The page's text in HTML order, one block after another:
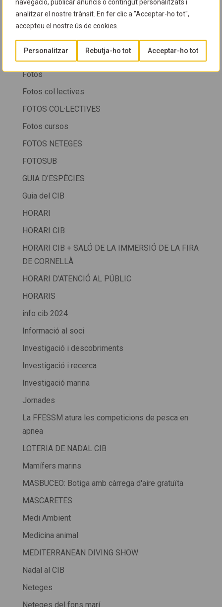
navegació, publicar anuncis o contingut personalitzats i
analitzar el nostre trànsit. En fer clic a "Acceptar-ho tot",
accepteu el nostre ús de cookies.
Personalitzar Rebutja-ho tot Acceptar-ho tot
FESTA CIB 2016
FESTA CIB 2025
Fondària
FOTOGRAFIA SUBMARINA
Fotos
Fotos col.lectives
FOTOS COL·LECTIVES
Fotos cursos
FOTOS NETEGES
FOTOSUB
GUIA D'ESPÈCIES
Guia del CIB
HORARI
HORARI CIB
HORARI CIB + SALÓ DE LA IMMERSIÓ DE LA FIRA
DE CORNELLÀ
HORARI D'ATENCIÓ AL PÚBLIC
HORARIS
info cib 2024
Informació al soci
Investigació i descobriments
Investigació i recerca
Investigació marina
Jornades
La FFESSM atura les competicions de pesca en
apnea
LOTERIA DE NADAL CIB
Mamífers marins
MASBUCEO: Botiga amb càrrega d'aire gratuïta
MASCARETES
Medi Ambient
Medicina animal
MEDITERRANEAN DIVING SHOW
Nadal al CIB
Neteges
Neteges del fons marí